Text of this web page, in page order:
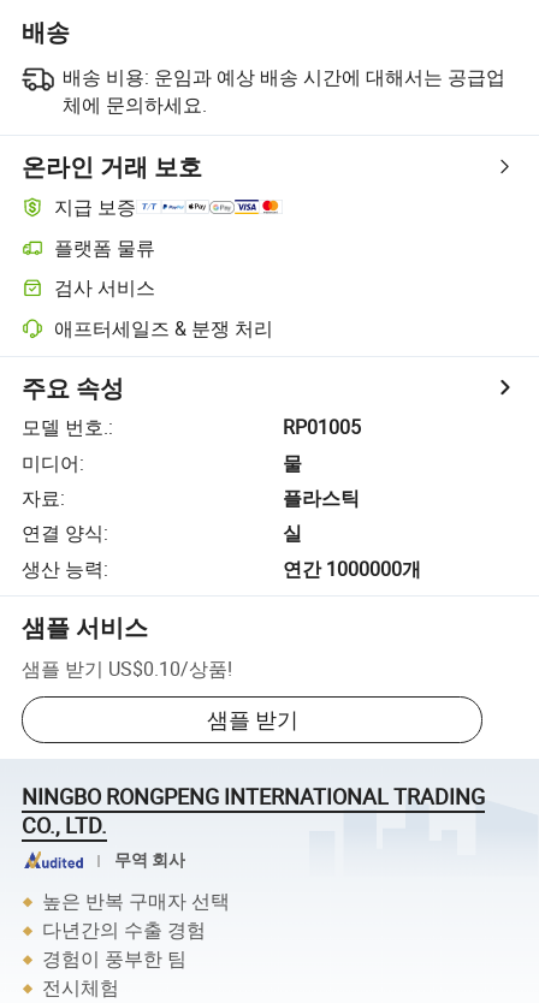
배송
배송 비용: 운임과 예상 배송 시간에 대해서는 공급업
체에 문의하세요.
온라인 거래 보호
지급 보증
플랫폼 물류
검사 서비스
애프터세일즈 & 분쟁 처리
주요 속성
모델 번호.:
RP01005
미디어:
물
자료:
플라스틱
연결 양식:
실
생산 능력: 연간 1000000개
샘플 서비스
샘플 받기 US$0.10/상품!
샘플 받기
NINGBO RONGPENG INTERNATIONAL TRADING
CO., LTD.
무역 회사
높은 반복 구매자 선택
다년간의 수출 경험
경험이 풍부한 팀
전시체험